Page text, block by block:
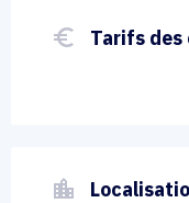
euro_symbol Tarifs
location_city